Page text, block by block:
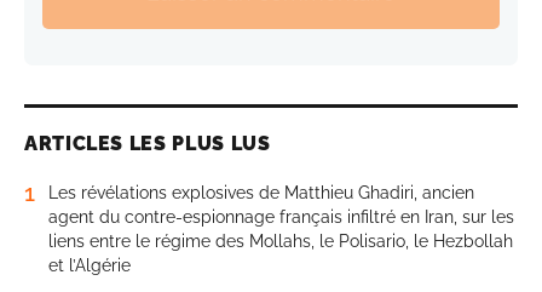
ARTICLES LES PLUS LUS
1
Les révélations explosives de Matthieu Ghadiri, ancien
agent du contre-espionnage français infiltré en Iran, sur les
liens entre le régime des Mollahs, le Polisario, le Hezbollah
et l’Algérie